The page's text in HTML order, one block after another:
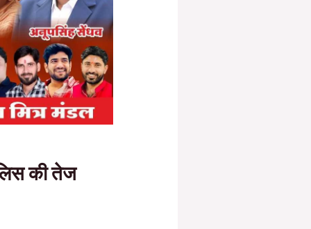
की तेज